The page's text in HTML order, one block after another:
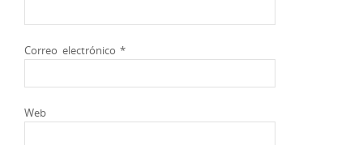
Correo electrónico*
Web